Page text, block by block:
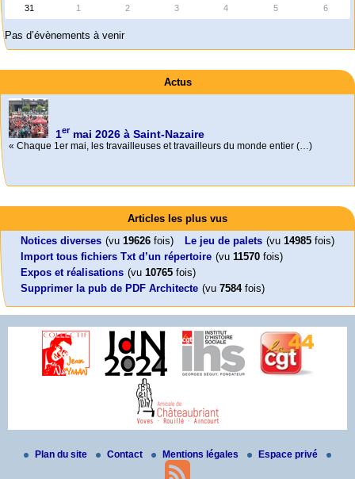
31 1 2 3 4 5 6
Pas d’évènements à venir
Actus
1er mai 2026 à Saint-Nazaire
« Chaque 1er mai, les travailleuses et travailleurs du monde entier (…)
Foutez-nous la paix !
Aujourd’hui, mercredi 18 mars 2026, le président de la République
Emmanuel (…)
Leonard Peltier libre !
Leonard Peltier, un Amérindien condamné deux fois à la prison à vie pour
un (…)
En Pays-de-la-Loire le couperet est tombé !
« La présidente Horizons de la région Pays de la Loire veut faire voter ce (…)
Mon CV... Cette perle indique une nouveauté, ou le dernier travail (…)
Articles les plus vus
Notices diverses (vu 19626 fois) Le jeu de palets (vu 14985 fois)
Import tous fichiers Txt d’un répertoire (vu 11570 fois)
Expos et réalisations (vu 10765 fois)
Supprimer la pub de PDF Architecte (vu 7584fois)
Plan du site Contact Mentions légales Espace privé